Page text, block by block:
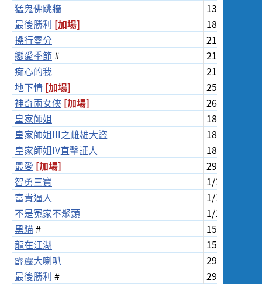
猛鬼佛跳牆
13/8/2022（
最後勝利 [加場]
18/8/2022（
操行零分
21/8/2022（
戀愛季節#
21/8/2022（
痴心的我
21/8/2022（
地下情 [加場]
25/8/2022（
神奇兩女俠 [加場]
26/8/2022（
皇家師姐
18/9/2022（
皇家師姐III之雌雄大盜
18/9/2022（
皇家師姐IV直擊証人
18/9/2022（
最愛 [加場]
29/9/2022（
智勇三寶
1/10/2022（
富貴逼人
1/10/2022（
不是冤家不聚頭
1/10/2022（
黑貓#
15/10/2022
龍在江湖
15/10/2022
霹靂大喇叭
29/10/2022
最後勝利 #
29/10/2022